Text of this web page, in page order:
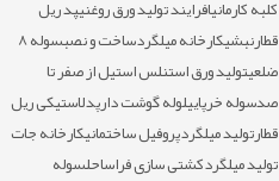
کلبه کارمانیافرایند تولید ورق روغنیپد ریل
قطارنبشیکارخانه میلگردساخت و نصب
سوله 8
ضلعیتولید ورق استنلس استیل از صفر تا
صدسوله خرپاییلوله گوشت دارپدلاستیکی ریل
قطارتولید میلگردپروفیل ساختمانیکارخانه جات
تولید میلگردکشتی سازی فراساحلسوله